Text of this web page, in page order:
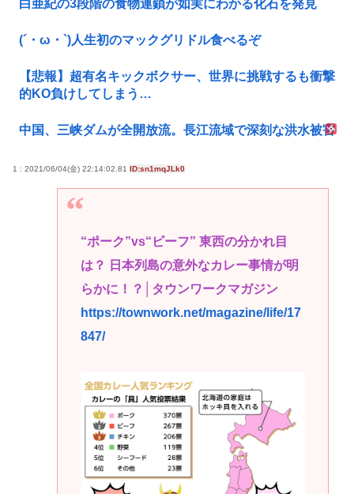
白亜紀の3段階の食物連鎖が如実にわかる化石を発見
(´・ω・`)人生初のマックグリドル食べるぞ
【悲報】超有名キックボクサー、世界に挑戦するも衝撃
的KO負けしてしまう…
中国、三峡ダムが全開放流。長江流域で深刻な洪水被害
1 : 2021/06/04(金) 22:14:02.81 ID:sn1mqJLk0
“ポーク”vs“ビーフ” 東西の分かれ目
は？ 日本列島の意外なカレー事情が明
らかに！？│タウンワークマガジン
https://townwork.net/magazine/life/17
847/